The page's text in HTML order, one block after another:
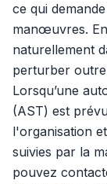
ce qui
manœuvres.
naturellement
perturber
Lorsqu’une
(AST) est
l'organisation
suivies par la
pouvez